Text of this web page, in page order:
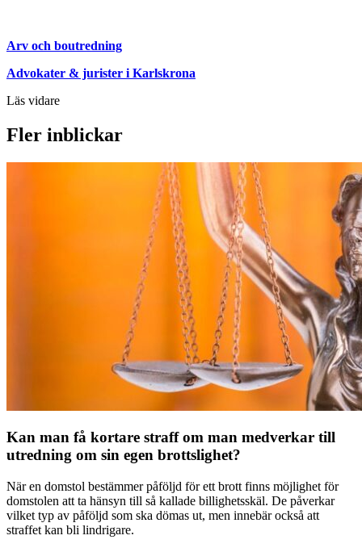
Arv och boutredning
Advokater & jurister i Karlskrona
Läs vidare
Fler inblickar
Kan man få kortare straff om man medverkar till
utredning om sin egen brottslighet?
När en domstol bestämmer påföljd för ett brott finns möjlighet för
domstolen att ta hänsyn till så kallade billighetsskäl. De påverkar
vilket typ av påföljd som ska dömas ut, men innebär också att
straffet kan bli lindrigare.